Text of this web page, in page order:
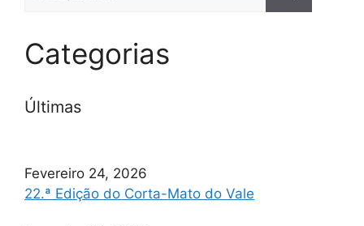
Categorias
Últimas
Fevereiro 24, 2026
22.ª Edição do Corta-Mato do Vale